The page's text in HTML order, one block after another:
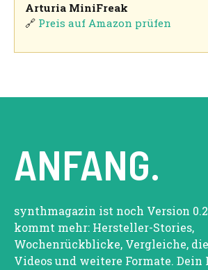
Arturia MiniFreak
🔗 Preis auf Amazon prüfen
ANFANG.
synthmagazin ist noch Version 0.2
kommt mehr: Hersteller-Stories,
Wochenrückblicke, Vergleiche,
Videos und weitere Formate. Dein